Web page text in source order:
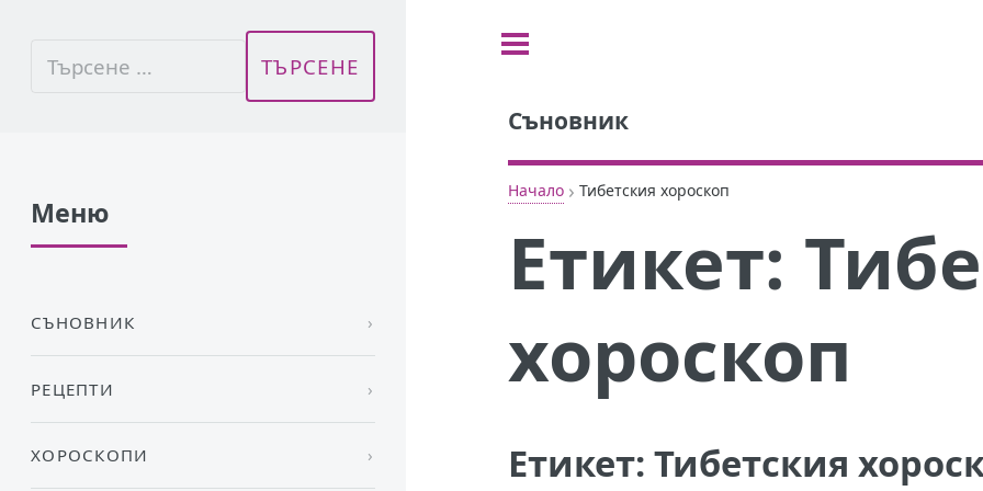
Съновник
Начало › Тибетския хороскоп
Етикет:
хороскоп
Етикет: Тибетския
Меню
СЪНОВНИК
РЕЦЕПТИ
ХОРОСКОПИ